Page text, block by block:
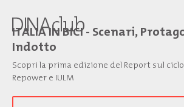
ITALIA IN BICI - Scenari,
Indotto
Scopri la prima edizione del Report sul
Repower e IULM